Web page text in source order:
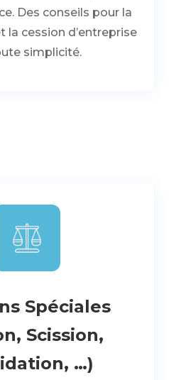
Des conseils pour la
la cession d’entreprise
simplicité.
Spéciales
Scission,
…)